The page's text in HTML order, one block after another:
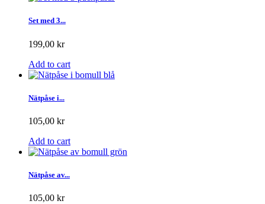
Set med 3...
199,00 kr
Add to cart
Nätpåse i...
105,00 kr
Add to cart
Nätpåse av...
105,00 kr